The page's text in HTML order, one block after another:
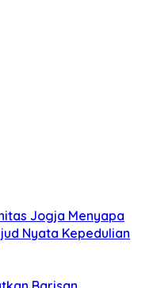
Jogja Menyapa
Nyata Kepedulian